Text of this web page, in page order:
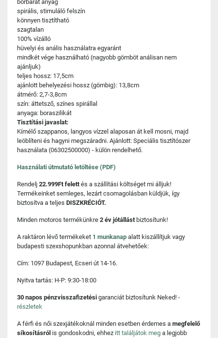
bőrbarát anyag
spirális, stimuláló felszín
könnyen tisztítható
szagtalan
100% vízálló
hüvelyi és anális használatra egyaránt
mindkét vége használható (nagyobb gömböt análisan nem
ajánljuk)
teljes hossz: 17,5cm
ajánlott behelyezési hossz (gömbig): 13,8cm
átmérő: 2,7-3,8cm
szín: áttetsző, színes spirállal
anyaga: boraszilikát
Tisztítási javaslat:
Kímélő szappanos, langyos vízzel alaposan át kell mosni, majd
leöblíteni és hagyni megszáradni. Ajánlott: Speciális tisztítószer
használata (06302500000) - külön rendelhető.
Használati útmutató letöltése (PDF)
Rendelj 22.999Ft felettés a szállítási költséget mi álljuk!
Termékeinket semleges, lezárt csomagolásban küldjük, így
biztosítva a teljes DISZKRÉCIÓT.
Minden motoros termékünkre 2 év jótállást biztosítunk!
A raktáron lévő termékeket 1 munkanap alatt kiszállítjuk vagy
budapesti szexshopunkban azonnal átvehetőek:
Cím: 1097 Budapest, Ecseri út 14-16.
Nyitva tartás: H-P: 9:30-18:00
30 napos pénzvisszafizetési garanciát biztosítunk Neked! -
részletek
A férfi és női szexjátékoknál minden esetben érdemes a megfelelő
síkosításról is gondoskodni, ehhez itt találjátok meg a legjobb